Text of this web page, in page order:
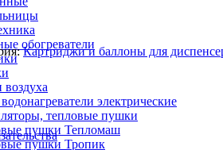
обогреватели
электрические
тепловые пушки
пушки Тепломаш
пушки Тропик
Картриджи и баллоны для